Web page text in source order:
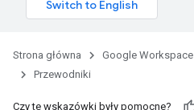
Strona główna Google Workspace
Przewodniki
Czy te wskazówki były pomocne?